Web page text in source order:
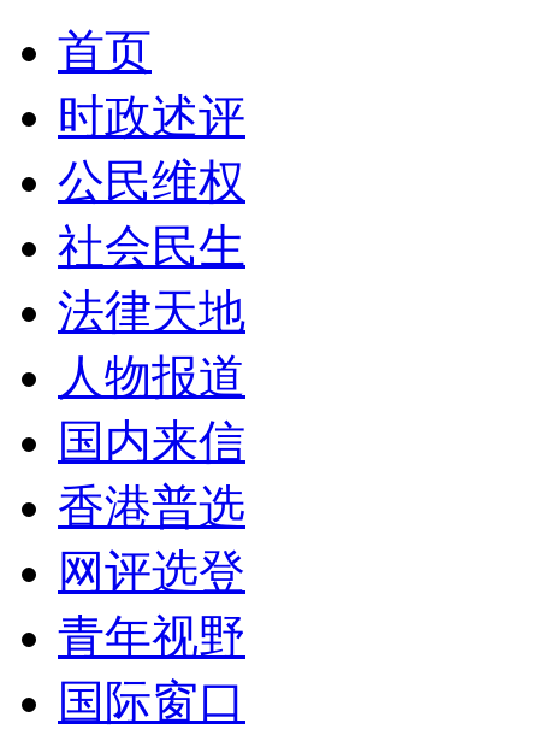
首页
时政述评
公民维权
社会民生
法律天地
人物报道
国内来信
香港普选
网评选登
青年视野
国际窗口